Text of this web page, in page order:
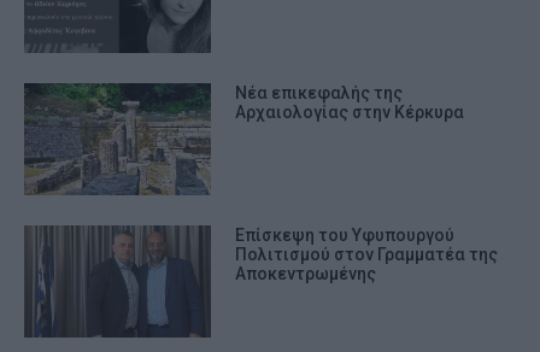
Νέα επικεφαλής της
Αρχαιολογίας στην Κέρκυρα
Επίσκεψη του Υφυπουργού
Πολιτισμού στον Γραμματέα της
Αποκεντρωμένης